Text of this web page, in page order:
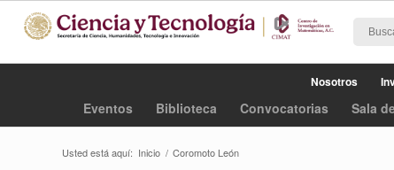
Nosotros
Eventos Biblioteca Convocatorias Sala
Usted está aquí: Inicio / Coromoto León